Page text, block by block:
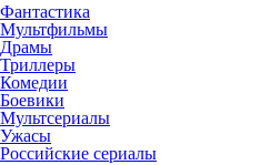
Фантастика
Мультфильмы
Драмы
Триллеры
Комедии
Боевики
Мультсериалы
Ужасы
Российские сериалы